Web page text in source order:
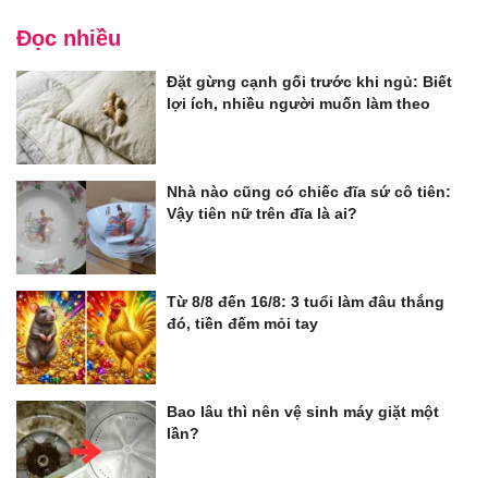
Đọc nhiều
Đặt gừng cạnh gối trước khi ngủ: Biết
lợi ích, nhiều người muốn làm theo
Nhà nào cũng có chiếc đĩa sứ cô tiên:
Vậy tiên nữ trên đĩa là ai?
Từ 8/8 đến 16/8: 3 tuổi làm đâu thắng
đó, tiền đếm mỏi tay
Bao lâu thì nên vệ sinh máy giặt một
lần?